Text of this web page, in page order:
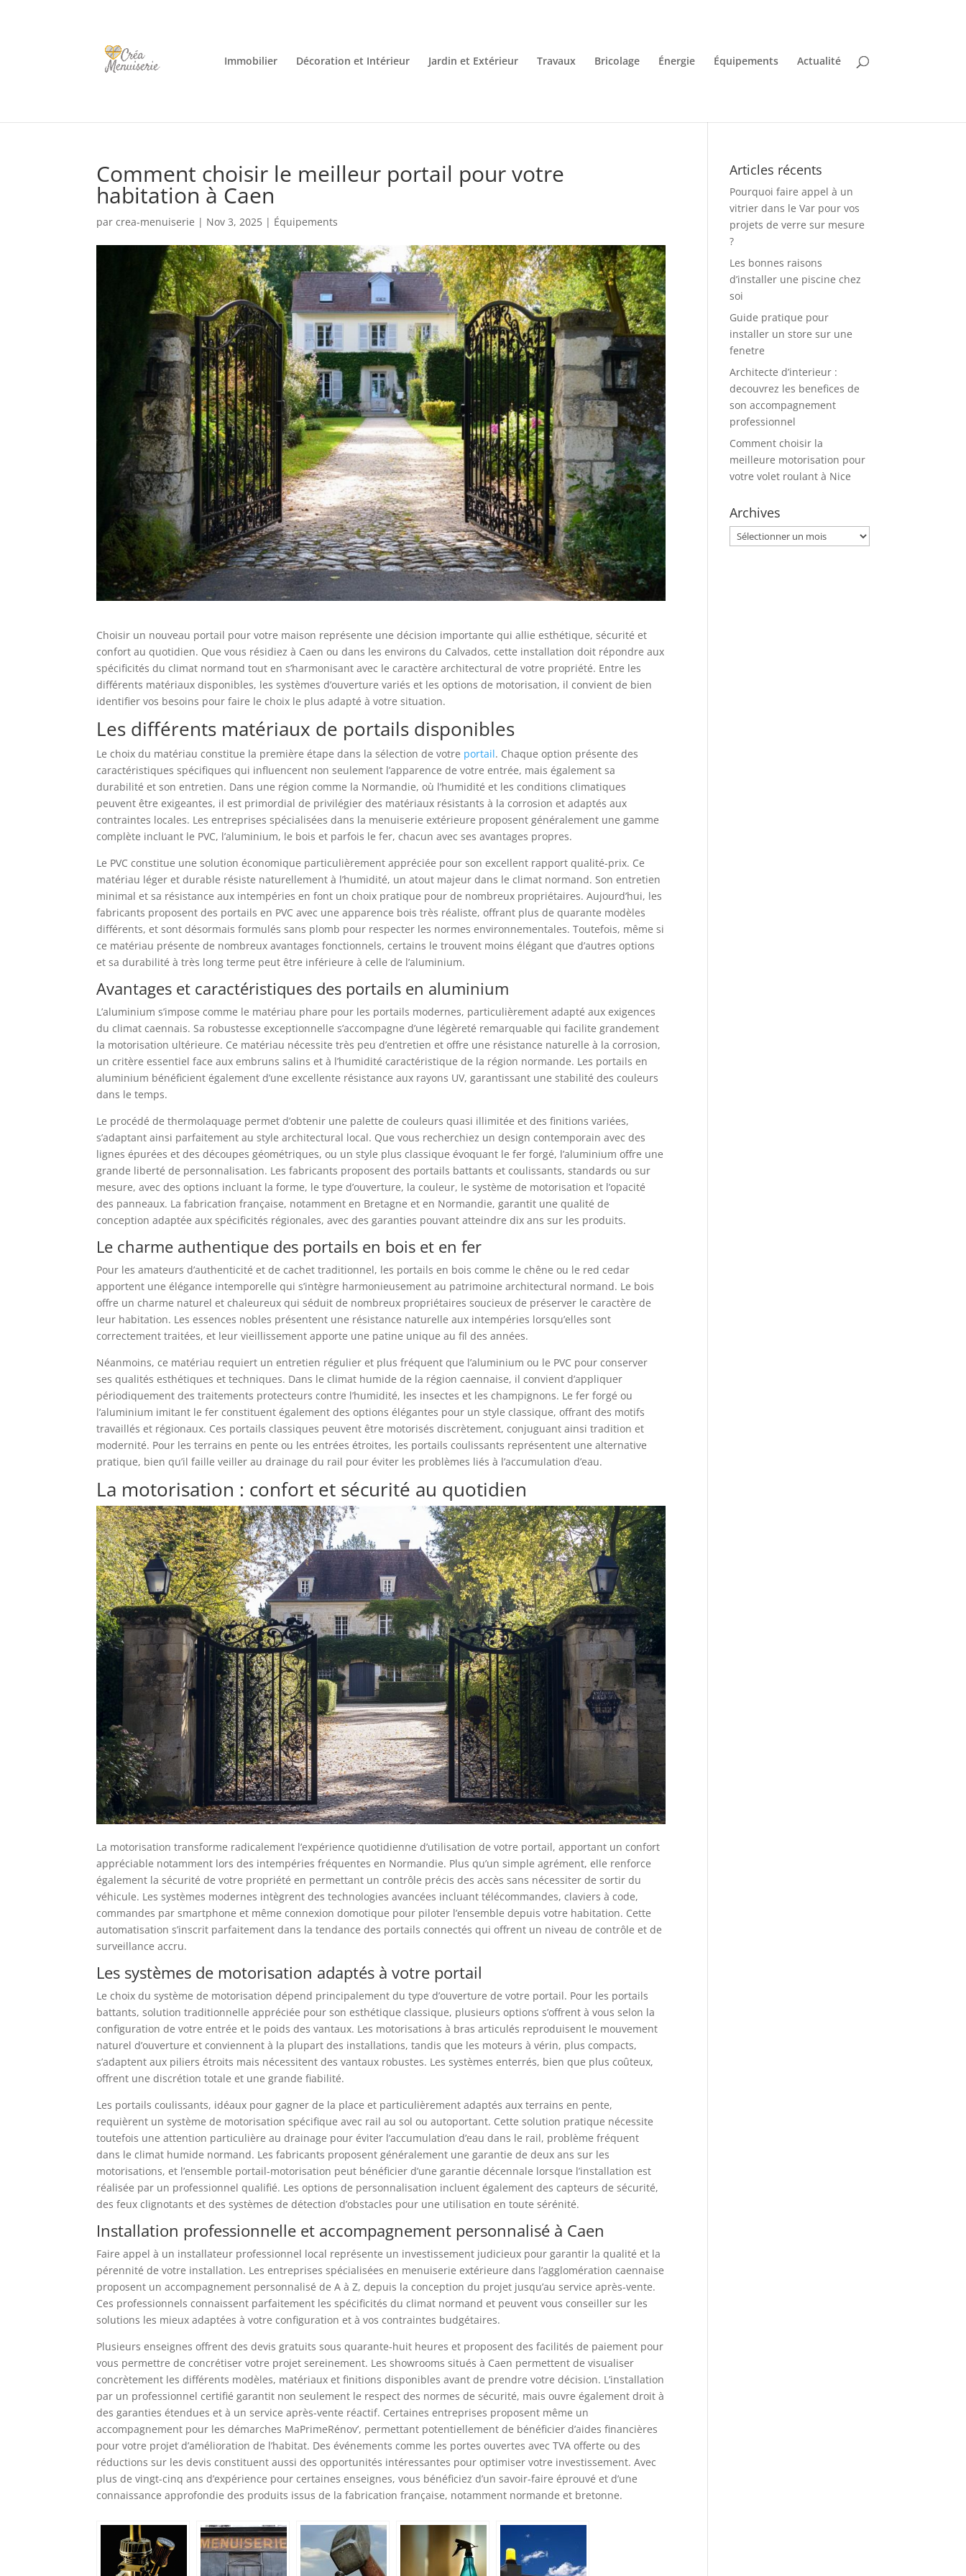
Immobilier Décoration et Intérieur Jardin et Extérieur Travaux Bricolage Énergie Équipements Actualité
Comment choisir le meilleur portail pour votre
habitation à Caen
parcrea-menuiserie | Nov 3, 2025 | Équipements
Choisir un nouveau portail pour votre maison représente une décision importante qui allie esthétique, sécurité et
confort au quotidien. Que vous résidiez à Caen ou dans les environs du Calvados, cette installation doit répondre aux
spécificités du climat normand tout en s’harmonisant avec le caractère architectural de votre propriété. Entre les
différents matériaux disponibles, les systèmes d’ouverture variés et les options de motorisation, il convient de bien
identifier vos besoins pour faire le choix le plus adapté à votre situation.
Les différents matériaux de portails disponibles
Le choix du matériau constitue la première étape dans la sélection de votre portail. Chaque option présente des
caractéristiques spécifiques qui influencent non seulement l’apparence de votre entrée, mais également sa
durabilité et son entretien. Dans une région comme la Normandie, où l’humidité et les conditions climatiques
peuvent être exigeantes, il est primordial de privilégier des matériaux résistants à la corrosion et adaptés aux
contraintes locales. Les entreprises spécialisées dans la menuiserie extérieure proposent généralement une gamme
complète incluant le PVC, l’aluminium, le bois et parfois le fer, chacun avec ses avantages propres.
Le PVC constitue une solution économique particulièrement appréciée pour son excellent rapport qualité-prix. Ce
matériau léger et durable résiste naturellement à l’humidité, un atout majeur dans le climat normand. Son entretien
minimal et sa résistance aux intempéries en font un choix pratique pour de nombreux propriétaires. Aujourd’hui, les
fabricants proposent des portails en PVC avec une apparence bois très réaliste, offrant plus de quarante modèles
différents, et sont désormais formulés sans plomb pour respecter les normes environnementales. Toutefois, même si
ce matériau présente de nombreux avantages fonctionnels, certains le trouvent moins élégant que d’autres options
et sa durabilité à très long terme peut être inférieure à celle de l’aluminium.
Avantages et caractéristiques des portails en aluminium
L’aluminium s’impose comme le matériau phare pour les portails modernes, particulièrement adapté aux exigences
du climat caennais. Sa robustesse exceptionnelle s’accompagne d’une légèreté remarquable qui facilite grandement
la motorisation ultérieure. Ce matériau nécessite très peu d’entretien et offre une résistance naturelle à la corrosion,
un critère essentiel face aux embruns salins et à l’humidité caractéristique de la région normande. Les portails en
aluminium bénéficient également d’une excellente résistance aux rayons UV, garantissant une stabilité des couleurs
dans le temps.
Le procédé de thermolaquage permet d’obtenir une palette de couleurs quasi illimitée et des finitions variées,
s’adaptant ainsi parfaitement au style architectural local. Que vous recherchiez un design contemporain avec des
lignes épurées et des découpes géométriques, ou un style plus classique évoquant le fer forgé, l’aluminium offre une
grande liberté de personnalisation. Les fabricants proposent des portails battants et coulissants, standards ou sur
mesure, avec des options incluant la forme, le type d’ouverture, la couleur, le système de motorisation et l’opacité
des panneaux. La fabrication française, notamment en Bretagne et en Normandie, garantit une qualité de
conception adaptée aux spécificités régionales, avec des garanties pouvant atteindre dix ans sur les produits.
Le charme authentique des portails en bois et en fer
Pour les amateurs d’authenticité et de cachet traditionnel, les portails en bois comme le chêne ou le red cedar
apportent une élégance intemporelle qui s’intègre harmonieusement au patrimoine architectural normand. Le bois
offre un charme naturel et chaleureux qui séduit de nombreux propriétaires soucieux de préserver le caractère de
leur habitation. Les essences nobles présentent une résistance naturelle aux intempéries lorsqu’elles sont
correctement traitées, et leur vieillissement apporte une patine unique au fil des années.
Néanmoins, ce matériau requiert un entretien régulier et plus fréquent que l’aluminium ou le PVC pour conserver
ses qualités esthétiques et techniques. Dans le climat humide de la région caennaise, il convient d’appliquer
périodiquement des traitements protecteurs contre l’humidité, les insectes et les champignons. Le fer forgé ou
l’aluminium imitant le fer constituent également des options élégantes pour un style classique, offrant des motifs
travaillés et régionaux. Ces portails classiques peuvent être motorisés discrètement, conjuguant ainsi tradition et
modernité. Pour les terrains en pente ou les entrées étroites, les portails coulissants représentent une alternative
pratique, bien qu’il faille veiller au drainage du rail pour éviter les problèmes liés à l’accumulation d’eau.
La motorisation : confort et sécurité au quotidien
La motorisation transforme radicalement l’expérience quotidienne d’utilisation de votre portail, apportant un confort
appréciable notamment lors des intempéries fréquentes en Normandie. Plus qu’un simple agrément, elle renforce
également la sécurité de votre propriété en permettant un contrôle précis des accès sans nécessiter de sortir du
véhicule. Les systèmes modernes intègrent des technologies avancées incluant télécommandes, claviers à code,
commandes par smartphone et même connexion domotique pour piloter l’ensemble depuis votre habitation. Cette
automatisation s’inscrit parfaitement dans la tendance des portails connectés qui offrent un niveau de contrôle et de
surveillance accru.
Les systèmes de motorisation adaptés à votre portail
Le choix du système de motorisation dépend principalement du type d’ouverture de votre portail. Pour les portails
battants, solution traditionnelle appréciée pour son esthétique classique, plusieurs options s’offrent à vous selon la
configuration de votre entrée et le poids des vantaux. Les motorisations à bras articulés reproduisent le mouvement
naturel d’ouverture et conviennent à la plupart des installations, tandis que les moteurs à vérin, plus compacts,
s’adaptent aux piliers étroits mais nécessitent des vantaux robustes. Les systèmes enterrés, bien que plus coûteux,
offrent une discrétion totale et une grande fiabilité.
Les portails coulissants, idéaux pour gagner de la place et particulièrement adaptés aux terrains en pente,
requièrent un système de motorisation spécifique avec rail au sol ou autoportant. Cette solution pratique nécessite
toutefois une attention particulière au drainage pour éviter l’accumulation d’eau dans le rail, problème fréquent
dans le climat humide normand. Les fabricants proposent généralement une garantie de deux ans sur les
motorisations, et l’ensemble portail-motorisation peut bénéficier d’une garantie décennale lorsque l’installation est
réalisée par un professionnel qualifié. Les options de personnalisation incluent également des capteurs de sécurité,
des feux clignotants et des systèmes de détection d’obstacles pour une utilisation en toute sérénité.
Installation professionnelle et accompagnement personnalisé à Caen
Faire appel à un installateur professionnel local représente un investissement judicieux pour garantir la qualité et la
pérennité de votre installation. Les entreprises spécialisées en menuiserie extérieure dans l’agglomération caennaise
proposent un accompagnement personnalisé de A à Z, depuis la conception du projet jusqu’au service après-vente.
Ces professionnels connaissent parfaitement les spécificités du climat normand et peuvent vous conseiller sur les
solutions les mieux adaptées à votre configuration et à vos contraintes budgétaires.
Plusieurs enseignes offrent des devis gratuits sous quarante-huit heures et proposent des facilités de paiement pour
vous permettre de concrétiser votre projet sereinement. Les showrooms situés à Caen permettent de visualiser
concrètement les différents modèles, matériaux et finitions disponibles avant de prendre votre décision. L’installation
par un professionnel certifié garantit non seulement le respect des normes de sécurité, mais ouvre également droit à
des garanties étendues et à un service après-vente réactif. Certaines entreprises proposent même un
accompagnement pour les démarches MaPrimeRénov’, permettant potentiellement de bénéficier d’aides financières
pour votre projet d’amélioration de l’habitat. Des événements comme les portes ouvertes avec TVA offerte ou des
réductions sur les devis constituent aussi des opportunités intéressantes pour optimiser votre investissement. Avec
plus de vingt-cinq ans d’expérience pour certaines enseignes, vous bénéficiez d’un savoir-faire éprouvé et d’une
connaissance approfondie des produits issus de la fabrication française, notamment normande et bretonne.
Articles récents
Pourquoi faire appel à un
vitrier dans le Var pour vos
projets de verre sur mesure
?
Les bonnes raisons
d’installer une piscine chez
soi
Guide pratique pour
installer un store sur une
fenetre
Architecte d’interieur :
decouvrez les benefices de
son accompagnement
professionnel
Comment choisir la
meilleure motorisation pour
votre volet roulant à Nice
Archives
Archives